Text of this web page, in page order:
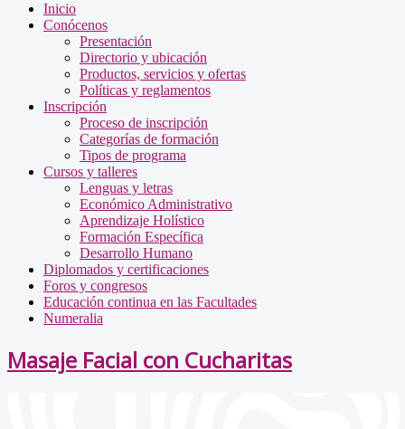
Inicio
Conócenos
Presentación
Directorio y ubicación
Productos, servicios y ofertas
Políticas y reglamentos
Inscripción
Proceso de inscripción
Categorías de formación
Tipos de programa
Cursos y talleres
Lenguas y letras
Económico Administrativo
Aprendizaje Holístico
Formación Específica
Desarrollo Humano
Diplomados y certificaciones
Foros y congresos
Educación continua en las Facultades
Numeralia
Masaje Facial con Cucharitas